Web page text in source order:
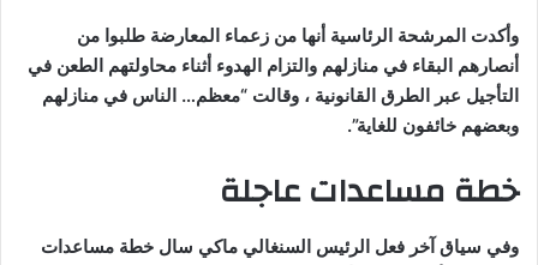
وأكدت المرشحة الرئاسية أنها من زعماء المعارضة طلبوا من
أنصارهم البقاء في منازلهم والتزام الهدوء أثناء محاولتهم الطعن في
التأجيل عبر الطرق القانونية ، وقالت “معظم… الناس في منازلهم
وبعضهم خائفون للغاية”.
خطة مساعدات عاجلة
وفي سياق آخر فعل الرئيس السنغالي ماكي سال خطة مساعدات